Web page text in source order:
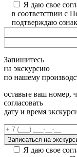
Я даю свое
в соответствии с
подтверждаю
Запишитесь
на экскурсию
по нашему
оставьте ваш номер,
согласовать
дату и время
Я даю свое